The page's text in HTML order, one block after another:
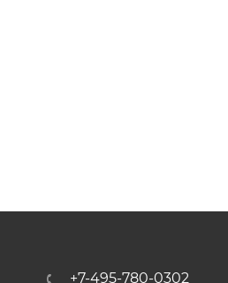
+7-495-780-0302